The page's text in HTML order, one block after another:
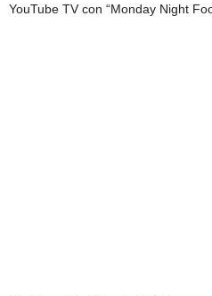
YouTube TV con “Monday Night